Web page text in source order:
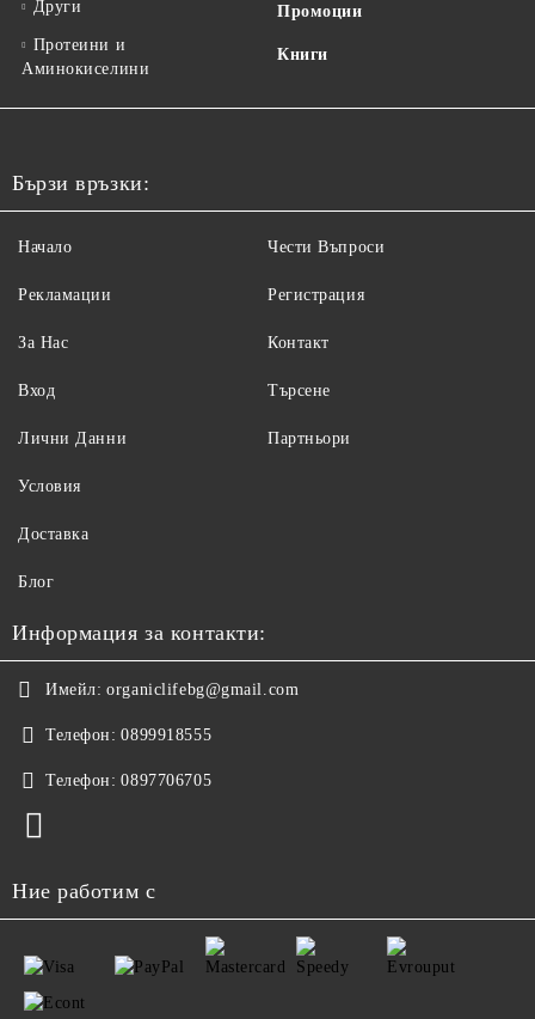
Други
Протеини и
Аминокиселини
Промоции
Книги
Бързи връзки:
Начало
Рекламации
За Нас
Вход
Чести Въпроси
Регистрация
Контакт
Търсене
Лични Данни
Условия
Доставка
Блог
Партньори
Информация за контакти:
Имейл: organiclifebg@gmail.com
Телефон: 0899918555
Телефон: 0897706705
Ние работим с